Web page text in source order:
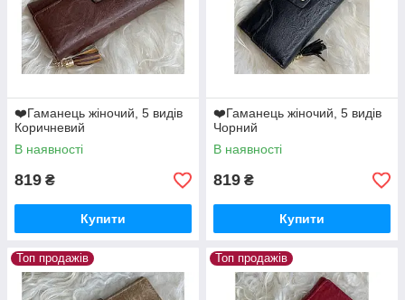
❤️Гаманець жіночий, 5 видів
Коричневий
В наявності
819 ₴
Купити
❤️Гаманець жіночий, 5 видів
Чорний
В наявності
819 ₴
Купити
Топ продажів Топ продажів